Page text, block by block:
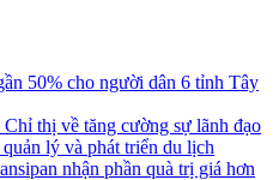
50% cho người dân 6 tỉnh Tây
thị về tăng cường sự lãnh đạo
lý và phát triển du lịch
nhận phần quà trị giá hơn